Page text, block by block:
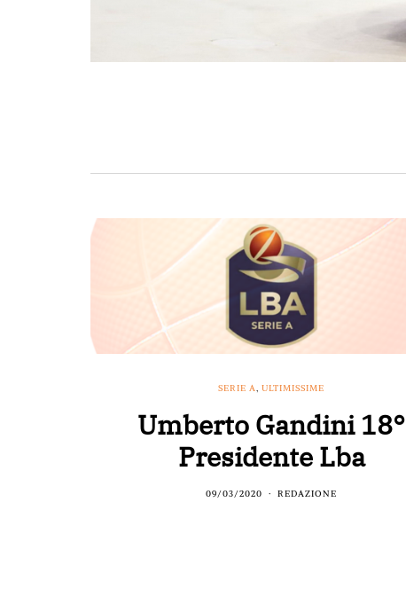
SERIE A,ULTIMISSIME
Umberto Gandini 18°
Presidente Lba
09/03/2020 REDAZIONE